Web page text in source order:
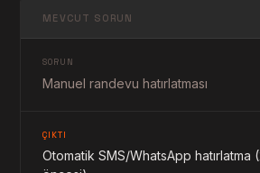
MEVCUT SORUN
SORUN
Manuel randevu hatırlatması
ÇIKTI
Otomatik SMS/WhatsApp hatırlatma